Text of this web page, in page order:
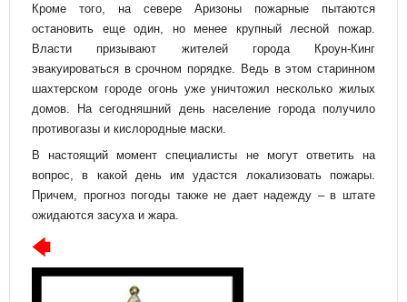
Кроме того, на севере Аризоны пожарные пытаются
остановить еще один, но менее крупный лесной пожар.
Власти призывают жителей города Кроун-Кинг
эвакуироваться в срочном порядке. Ведь в этом старинном
шахтерском городе огонь уже уничтожил несколько жилых
домов. На сегодняшний день население города получило
противогазы и кислородные маски.
В настоящий момент специалисты не могут ответить на
вопрос, в какой день им удастся локализовать пожары.
Причем, прогноз погоды также не дает надежду – в штате
ожидаются засуха и жара.